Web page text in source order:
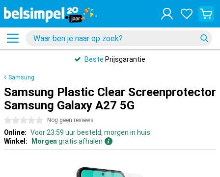
Beste Prijsgarantie
Samsung
Samsung Plastic Clear Screenprotector
Samsung Galaxy A27 5G
0 sterren Nog geen reviews
Online: Voor 23:59 uur besteld, morgen in huis
Winkel:
Morgen gratis afhalen